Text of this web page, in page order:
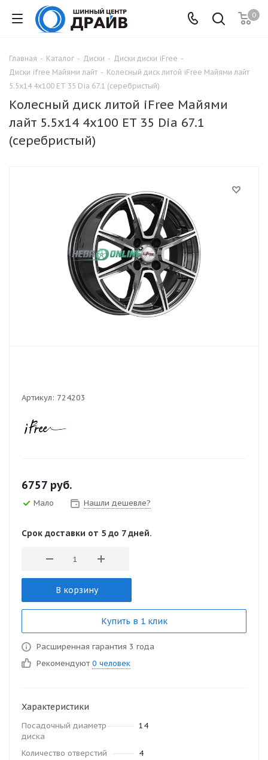
0
Главная - Каталог - Диски - Диски диски iFree -
Диски ifree Майями лайт - Колесный диск литой iFree Майями лайт
5.5x14 4x100 ET 35 Dia 67.1 (серебристый)
Колесный диск литой iFree Майями
лайт 5.5x14 4x100 ET 35 Dia 67.1
(серебристый)
Артикул: 724203
6757 руб.
Мало Нашли дешевле?
Срок доставки от 5 до 7 дней.
В корзину
Купить в 1 клик
Расширенная гарантия 3 года
Рекомендуют 0 человек
Характеристики
Посадочный диаметр
диска
14
Количество отверстий
4